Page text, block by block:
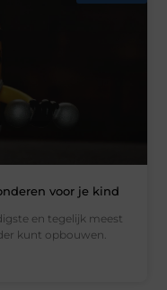
voor je kind
en tegelijk meest
kunt opbouwen.